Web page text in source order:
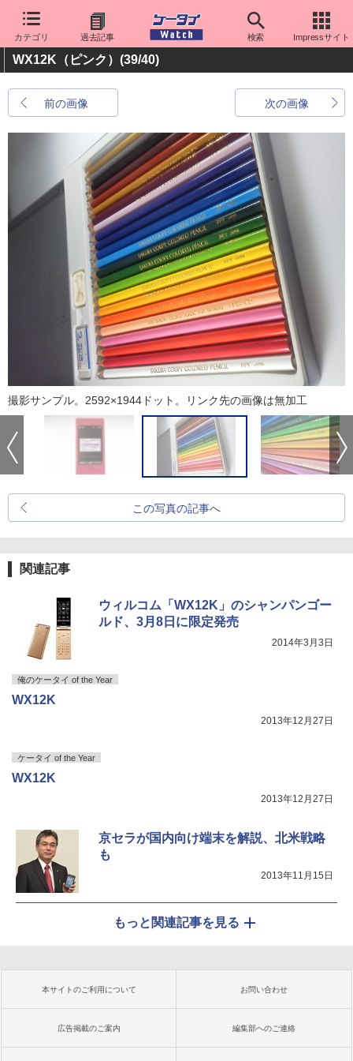
カテゴリ 過去記事 検索 Impressサイト
WX12K（ピンク） (39/40)
前の画像 次の画像
撮影サンプル。2592×1944ドット。リンク先の画像は無加工
この写真の記事へ
関連記事
ウィルコム「WX12K」のシャンパンゴー
ルド、3月8日に限定発売
2014年3月3日
俺のケータイ of the Year
WX12K
2013年12月27日
ケータイ of the Year
WX12K
2013年12月27日
京セラが国内向け端末を解説、北米戦略
も
2013年11月15日
もっと関連記事を見る
本サイトのご利用について お問い合わせ
広告掲載のご案内 編集部へのご連絡